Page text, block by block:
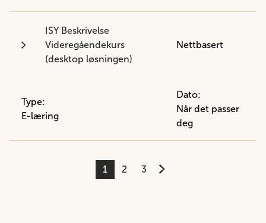
ISY Beskrivelse
Videregåendekurs
(desktop løsningen)
Nettbasert
Type:
E-læring
Dato:
Når det passer
deg
1 2 3